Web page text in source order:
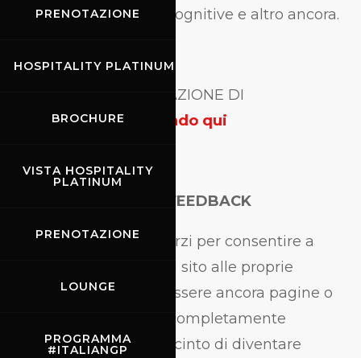
PRENOTAZIONE
HOSPITALITY PLATINUM
BROCHURE
VISTA HOSPITALITY
PLATINUM
PRENOTAZIONE
LOUNGE
PROGRAMMA
#ITALIANGP
ipovedenti, disabilità cognitive e altro ancora.
SCARICA LA DICHIARAZIONE DI
ACCESSIBILITÀ cliccando qui
NOTE, COMMENTI E FEEDBACK
Nonostante i nostri sforzi per consentire a
chiunque di adattare il sito alle proprie
esigenze, ci possono essere ancora pagine o
sezioni che non sono completamente
accessibili, sono in procinto di diventare